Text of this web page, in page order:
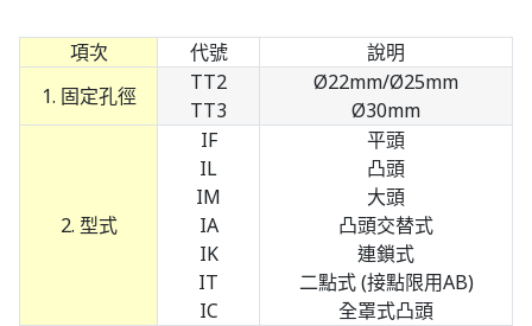
項次 代號
說明
1. 固定孔徑
TT2
TT3
Ø22mm/Ø25mm
Ø30mm
2. 型式
IF
IL
IM
IA
IK
IT
IC
平頭
凸頭
大頭
凸頭交替式
連鎖式
二點式 (接點限用AB)
全罩式凸頭